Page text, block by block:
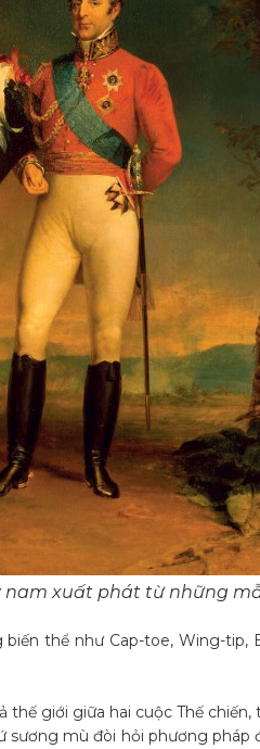
nam xuất phát từ những
thể như Cap-toe, Wing-tip,
giới giữa hai cuộc Thế
sương mù đòi hỏi phương